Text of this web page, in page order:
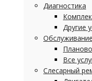
Диагностика
Другие
Обслуживание
Все
Слесарный